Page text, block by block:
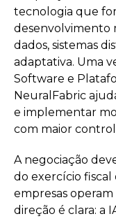
tecnologia que
desenvolvimento
dados, sistemas
adaptativa. Uma
Software e
NeuralFabric
e implementar
com maior
A negociação
do exercício fiscal
empresas
direção é clara: a